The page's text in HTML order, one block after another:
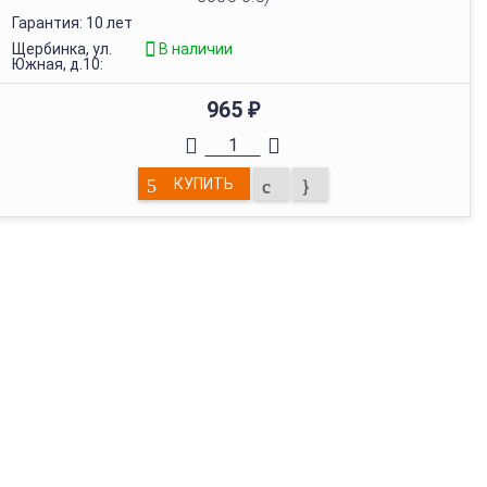
Гарантия: 10 лет
Щербинка, ул.
Южная, д.10:
В наличии
965 ₽
КУПИТЬ